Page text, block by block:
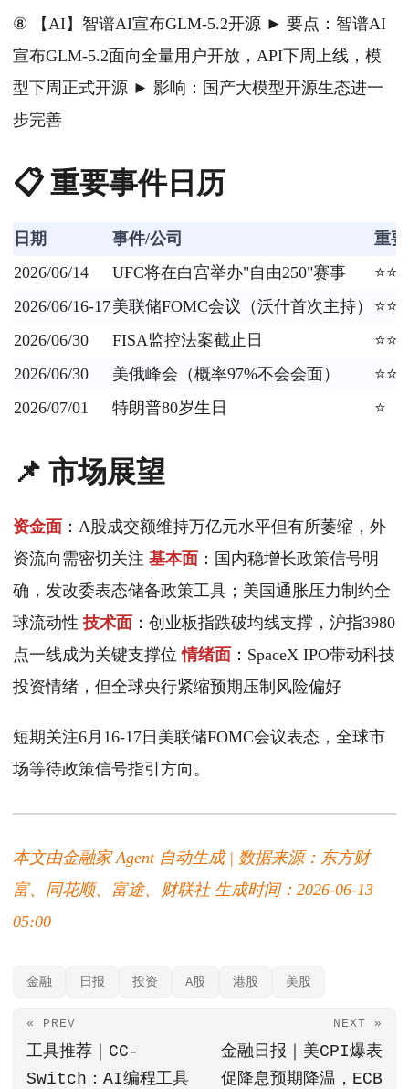
⑧ 【AI】智谱AI宣布GLM-5.2开源 ► 要点：智谱AI
宣布GLM-5.2面向全量用户开放，API下周上线，模
型下周正式开源 ► 影响：国产大模型开源生态进一
步完善
📋 重要事件日历
日期 事件/公司
重
2026/06/14
UFC将在白宫举办"自由250"赛事
⭐⭐
2026/06/16-17美联储FOMC会议（沃什首次主持）
⭐⭐⭐
2026/06/30
FISA监控法案截止日
⭐⭐
2026/06/30
美俄峰会（概率97%不会会面）
⭐⭐
2026/07/01
特朗普80岁生日 ⭐
📌 市场展望
资金面 ：A股成交额维持万亿元水平但有所萎缩，外
资流向需密切关注 基本面 ：国内稳增长政策信号明
确，发改委表态储备政策工具；美国通胀压力制约全
球流动性 技术面 ：创业板指跌破均线支撑，沪指3980
点一线成为关键支撑位情绪面 ：SpaceX IPO带动科技
投资情绪，但全球央行紧缩预期压制风险偏好
短期关注6月16-17日美联储FOMC会议表态，全球市
场等待政策信号指引方向。
本文由金融家 Agent 自动生成 | 数据来源：东方财
富、同花顺、富途、财联社 生成时间：2026-06-13
05:00
金融 日报 投资 A股 港股 美股
« PREV
工具推荐｜CC-
Switch：AI编程工具
NEXT »
金融日报｜美CPI爆表
促降息预期降温，ECB